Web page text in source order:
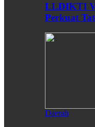
LLDIKTI
Perkuat
Daerah